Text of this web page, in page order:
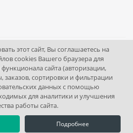
оборудование Интернет
портал.
Братская ул, дом 27, литер А,
пом. 4
этот сайт, Вы соглашаетесь на
cookies Вашего браузера для
сайта (авторизации,
заказов, сортировки и фильтрации
данных с помощью
для аналитики и улучшения
работы сайта.
Подробнее